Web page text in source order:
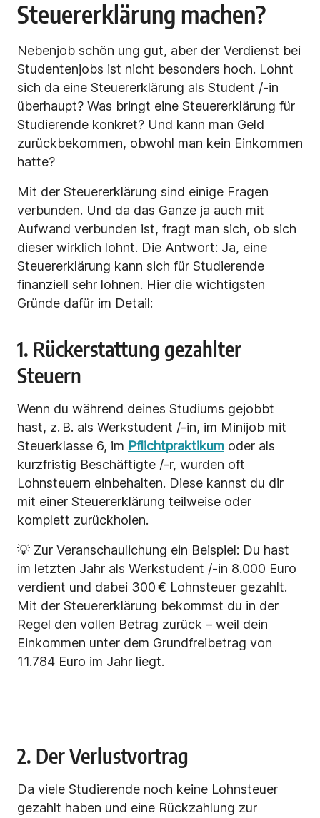
Steuererklärung machen?
Nebenjob schön ung gut, aber der Verdienst bei
Studentenjobs ist nicht besonders hoch. Lohnt
sich da eine Steuererklärung als Student /-in
überhaupt? Was bringt eine Steuererklärung für
Studierende konkret? Und kann man Geld
zurückbekommen, obwohl man kein Einkommen
hatte?
Mit der Steuererklärung sind einige Fragen
verbunden. Und da das Ganze ja auch mit
Aufwand verbunden ist, fragt man sich, ob sich
dieser wirklich lohnt. Die Antwort: Ja, eine
Steuererklärung kann sich für Studierende
finanziell sehr lohnen. Hier die wichtigsten
Gründe dafür im Detail:
1. Rückerstattung gezahlter
Steuern
Wenn du während deines Studiums gejobbt
hast, z. B. als Werkstudent /-in, im Minijob mit
Steuerklasse 6, im Pflichtpraktikum oder als
kurzfristig Beschäftigte /-r, wurden oft
Lohnsteuern einbehalten. Diese kannst du dir
mit einer Steuererklärung teilweise oder
komplett zurückholen.
💡 Zur Veranschaulichung ein Beispiel: Du hast
im letzten Jahr als Werkstudent /-in 8.000 Euro
verdient und dabei 300 € Lohnsteuer gezahlt.
Mit der Steuererklärung bekommst du in der
Regel den vollen Betrag zurück – weil dein
Einkommen unter dem Grundfreibetrag von
11.784 Euro im Jahr liegt.
2. Der Verlustvortrag
Da viele Studierende noch keine Lohnsteuer
gezahlt haben und eine Rückzahlung zur